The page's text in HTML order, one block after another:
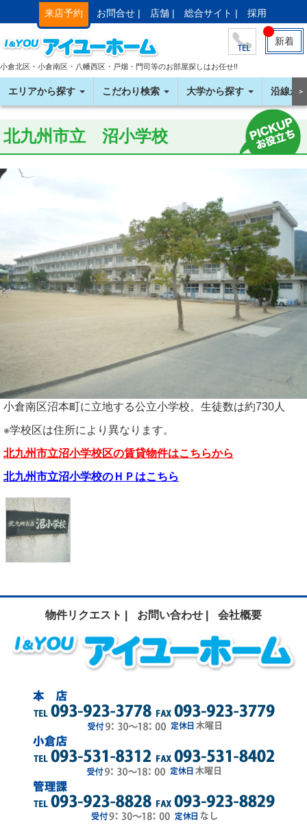
来店予約 お問合せ | 店舗 | 総合サイト | 採用
新着
小倉北区・小倉南区・八幡西区・戸畑・門司等のお部屋探しはお任せ!!
エリアから探す こだわり検索 大学から探す 沿線か＞
北九州市立 沼小学校
小倉南区沼本町に立地する公立小学校。生徒数は約730人
※学校区は住所により異なります。
北九州市立沼小学校区の賃貸物件はこちらから
北九州市立沼小学校のＨＰはこちら
物件リクエスト | お問い合わせ | 会社概要